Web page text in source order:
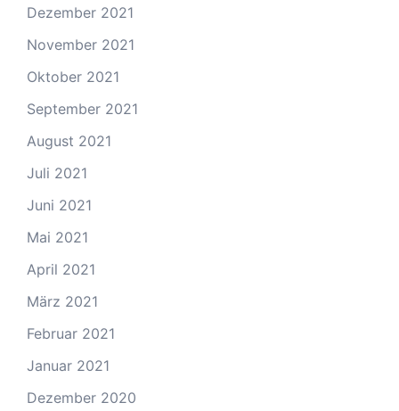
Dezember 2021
November 2021
Oktober 2021
September 2021
August 2021
Juli 2021
Juni 2021
Mai 2021
April 2021
März 2021
Februar 2021
Januar 2021
Dezember 2020